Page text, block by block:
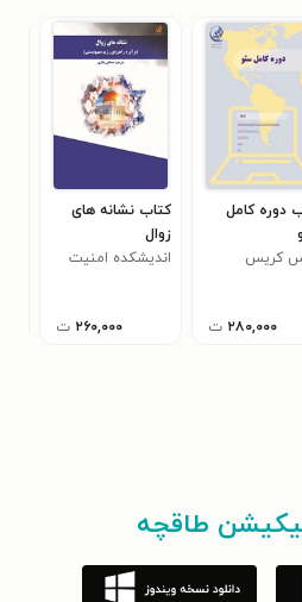
دوره کامل
کریس
۲۸۰,۰۰۰ ت
کتاب نشانه های
زوال
اندیشکده امنیت
۲۶۰,۰۰۰ ت
طاقچه